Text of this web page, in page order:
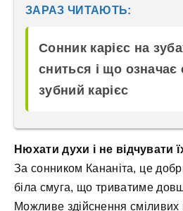
ЗАРАЗ ЧИТАЮТЬ:
Сонник карієс на
сниться і що означає
зубний карієс
Нюхати духи і не відчувати
За сонником Кананіта, це
біла смуга, що триватиме
Можливе здійснення